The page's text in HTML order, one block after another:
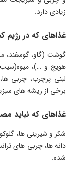
زیادی دارد.
غذاهای که در
گوشت (گاو، گوسفند،
هویج و …)،
لبنی پرچرب، چربی
برخی از ریشه های
غذاهای که نباید
شکر و شیرینی ها،
دانه ها، چربی های
شده.